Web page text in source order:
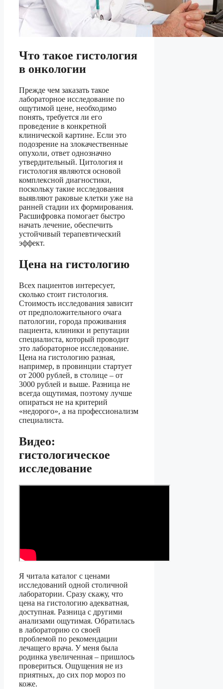
Что такое гистология
в онкологии
Прежде чем заказать такое
лабораторное исследование по
ощутимой цене, необходимо
понять, требуется ли его
проведение в конкретной
клинической картине. Если это
подозрение на злокачественные
опухоли, ответ однозначно
утвердительный. Цитология и
гистология являются основой
комплексной диагностики,
поскольку такие исследования
выявляют раковые клетки уже на
ранней стадии их формирования.
Расшифровка помогает быстро
начать лечение, обеспечить
устойчивый терапевтический
эффект.
Цена на гистологию
Всех пациентов интересует,
сколько стоит гистология.
Стоимость исследования зависит
от предположительного очага
патологии, города проживания
пациента, клиники и репутации
специалиста, который проводит
это лабораторное исследование.
Цена на гистологию разная,
например, в провинции стартует
от 2000 рублей, в столице – от
3000 рублей и выше. Разница не
всегда ощутимая, поэтому лучше
опираться не на критерий
«недорого», а на профессионализм
специалиста.
Видео:
гистологическое
исследование
Я читала каталог с ценами
исследований одной столичной
лаборатории. Сразу скажу, что
цена на гистологию адекватная,
доступная. Разница с другими
анализами ощутимая. Обратилась
в лабораторию со своей
проблемой по рекомендации
лечащего врача. У меня была
родинка увеличенная – пришлось
провериться. Ощущения не из
приятных, до сих пор мороз по
коже.